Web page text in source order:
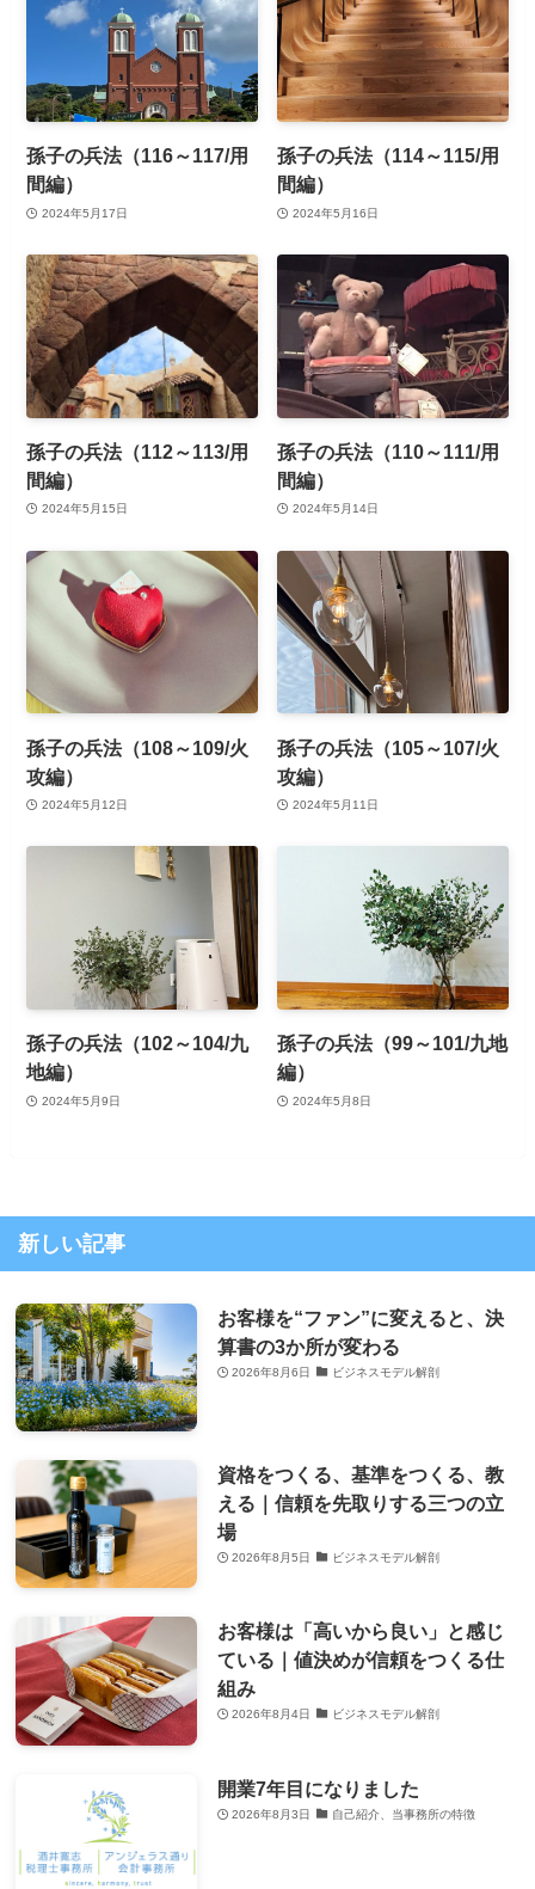
孫子の兵法（116～117/用
間編）
2024年5月17日
孫子の兵法（114～115/用
間編）
2024年5月16日
孫子の兵法（112～113/用
間編）
2024年5月15日
孫子の兵法（110～111/用
間編）
2024年5月14日
孫子の兵法（108～109/火
攻編）
2024年5月12日
孫子の兵法（105～107/火
攻編）
2024年5月11日
孫子の兵法（102～104/九
地編）
2024年5月9日
孫子の兵法（99～101/九地
編）
2024年5月8日
新しい記事
お客様を“ファン”に変えると、決
算書の3か所が変わる
2026年8月6日 ビジネスモデル解剖
資格をつくる、基準をつくる、教
える｜信頼を先取りする三つの立
場
2026年8月5日 ビジネスモデル解剖
お客様は「高いから良い」と感じ
ている｜値決めが信頼をつくる仕
組み
2026年8月4日 ビジネスモデル解剖
開業7年目になりました
2026年8月3日 自己紹介、当事務所の特徴